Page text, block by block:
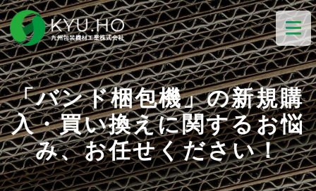
「バンド梱包機」の新規購
入・買い換えに関するお悩
み、お任せください！